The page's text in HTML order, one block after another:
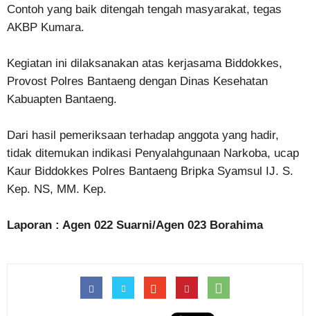
Contoh yang baik ditengah tengah masyarakat, tegas
AKBP Kumara.
Kegiatan ini dilaksanakan atas kerjasama Biddokkes,
Provost Polres Bantaeng dengan Dinas Kesehatan
Kabuapten Bantaeng.
Dari hasil pemeriksaan terhadap anggota yang hadir,
tidak ditemukan indikasi Penyalahgunaan Narkoba, ucap
Kaur Biddokkes Polres Bantaeng Bripka Syamsul IJ. S.
Kep. NS, MM. Kep.
Laporan : Agen 022 Suarni/Agen 023 Borahima